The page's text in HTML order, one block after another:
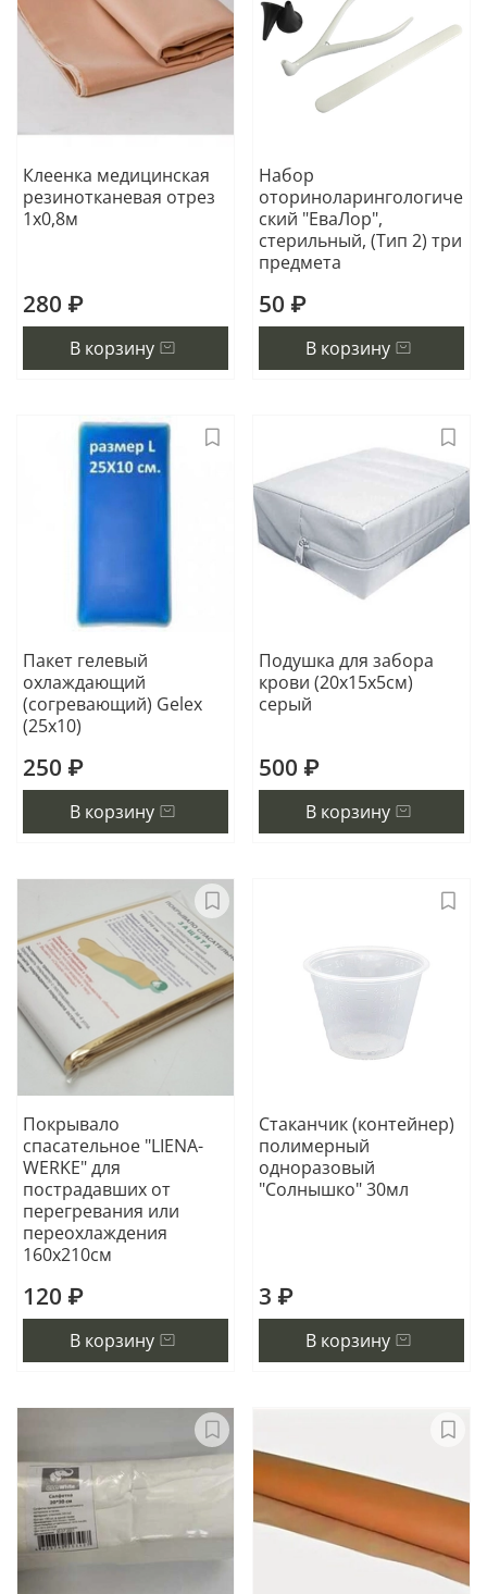
Клеенка медицинская
резинотканевая отрез
1х0,8м
280 ₽
В корзину
Набор
оториноларингологиче
ский "ЕваЛор",
стерильный, (Тип 2) три
предмета
50 ₽
В корзину
Пакет гелевый
охлаждающий
(согревающий) Gelex
(25х10)
250 ₽
В корзину
Подушка для забора
крови (20х15х5см)
серый
500 ₽
В корзину
Покрывало
спасательное "LIENA-
WERKE" для
пострадавших от
перегревания или
переохлаждения
160х210см
120 ₽
В корзину
Стаканчик (контейнер)
полимерный
одноразовый
"Солнышко" 30мл
3 ₽
В корзину